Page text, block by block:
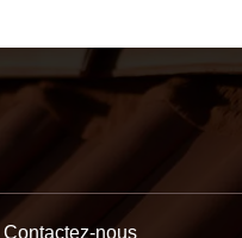
Contactez-nous